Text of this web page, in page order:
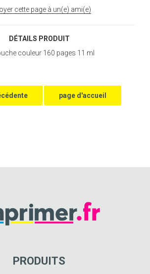
cette page à un(e) ami(e)
DÉTAILS PRODUIT
couleur 160 pages 11 ml
PRODUITS